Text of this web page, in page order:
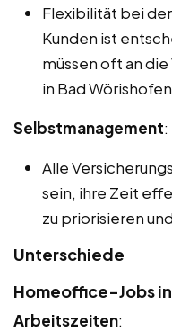
Flexibilität bei
Kunden ist
müssen oft an
in Bad
Selbstmanagement:
Alle
sein, ihre Zeit
zu priorisieren
Unterschiede
Homeoffice-Jobs
Arbeitszeiten: